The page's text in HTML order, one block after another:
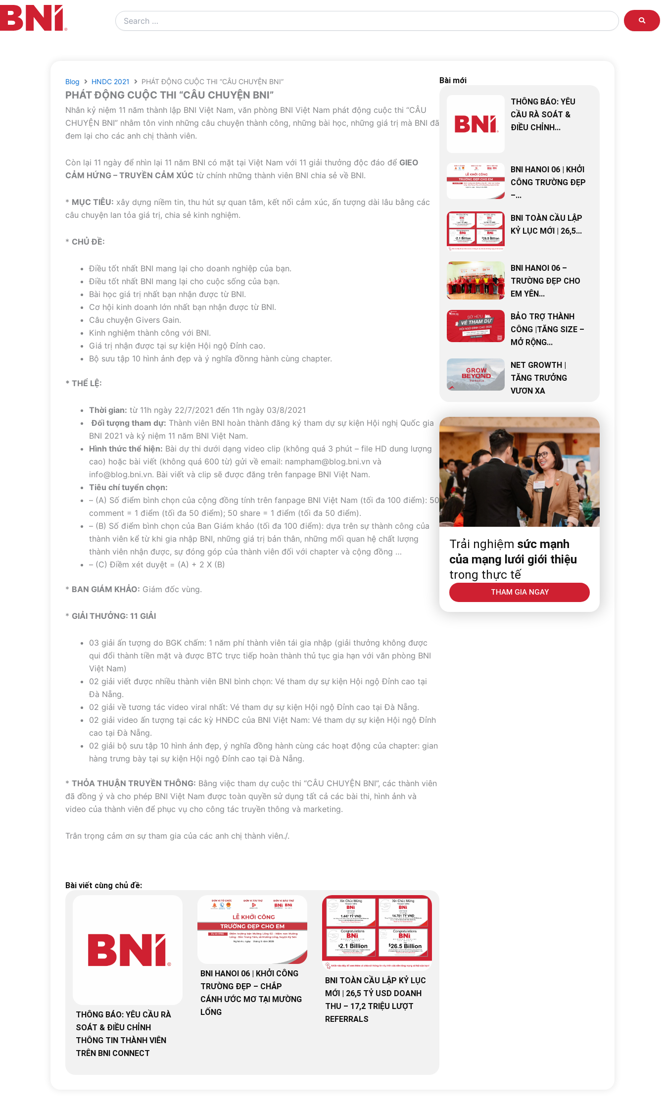
Search
…
Blog HNDC 2021 PHÁT ĐỘNG CUỘC THI “CÂU CHUYỆN BNI”
PHÁT ĐỘNG CUỘC THI “CÂU CHUYỆN BNI”
Nhân kỷ niệm 11 năm thành lập BNI Việt Nam, văn phòng BNI Việt Nam phát động cuộc thi “CÂU
CHUYỆN BNI” nhằm tôn vinh những câu chuyện thành công, những bài học, những giá trị mà BNI đã
đem lại cho các anh chị thành viên.
Còn lại 11 ngày để nhìn lại 11 năm BNI có mặt tại Việt Nam với 11 giải thưởng độc đáo để GIEO
CẢM HỨNG – TRUYỀN CẢM XÚC từ chính những thành viên BNI chia sẻ về BNI.
* MỤC TIÊU: xây dựng niềm tin, thu hút sự quan tâm, kết nối cảm xúc, ấn tượng dài lâu bằng các
câu chuyện lan tỏa giá trị, chia sẻ kinh nghiệm.
* CHỦ ĐỀ:
Điều tốt nhất BNI mang lại cho doanh nghiệp của bạn.
Điều tốt nhất BNI mang lại cho cuộc sống của bạn.
Bài học giá trị nhất bạn nhận được từ BNI.
Cơ hội kinh doanh lớn nhất bạn nhận được từ BNI.
Câu chuyện Givers Gain.
Kinh nghiệm thành công với BNI.
Giá trị nhận được tại sự kiện Hội ngộ Đỉnh cao.
Bộ sưu tập 10 hình ảnh đẹp và ý nghĩa đồnng hành cùng chapter.
* THỂ LỆ:
Thời gian: từ 11h ngày 22/7/2021 đến 11h ngày 03/8/2021
Đối tượng tham dự: Thành viên BNI hoàn thành đăng ký tham dự sự kiện Hội nghị Quốc gia
BNI 2021 và kỷ niệm 11 năm BNI Việt Nam.
Hình thức thể hiện: Bài dự thi dưới dạng video clip (không quá 3 phút – file HD dung lượng
cao) hoặc bài viết (không quá 600 từ) gửi về email: nampham@blog.bni.vn và
info@blog.bni.vn. Bài viết và clip sẽ được đăng trên fanpage BNI Việt Nam.
Tiêu chí tuyển chọn:
– (A) Số điểm bình chọn của cộng đồng tính trên fanpage BNI Việt Nam (tối đa 100 điểm): 50
comment = 1 điểm (tối đa 50 điểm); 50 share = 1 điểm (tối đa 50 điểm).
– (B) Số điểm bình chọn của Ban Giám khảo (tối đa 100 điểm): dựa trên sự thành công của
thành viên kể từ khi gia nhập BNI, những giá trị bản thân, những mối quan hệ chất lượng
thành viên nhận được, sự đóng góp của thành viên đối với chapter và cộng đồng …
– (C) Điềm xét duyệt = (A) + 2 X (B)
* BAN GIÁM KHẢO: Giám đốc vùng.
* GIẢI THƯỞNG: 11 GIẢI
03 giải ấn tượng do BGK chấm: 1 năm phí thành viên tái gia nhập (giải thưởng không được
qui đổi thành tiền mặt và được BTC trực tiếp hoàn thành thủ tục gia hạn với văn phòng BNI
Việt Nam)
02 giải viết được nhiều thành viên BNI bình chọn: Vé tham dự sự kiện Hội ngộ Đỉnh cao tại
Đà Nẵng.
02 giải về tương tác video viral nhất: Vé tham dự sự kiện Hội ngộ Đỉnh cao tại Đà Nẵng.
02 giải video ấn tượng tại các kỳ HNĐC của BNI Việt Nam: Vé tham dự sự kiện Hội ngộ Đỉnh
cao tại Đà Nẵng.
02 giải bộ sưu tập 10 hình ảnh đẹp, ý nghĩa đồng hành cùng các hoạt động của chapter: gian
hàng trưng bày tại sự kiện Hội ngộ Đỉnh cao tại Đà Nẵng.
* THỎA THUẬN TRUYỀN THÔNG: Bằng việc tham dự cuộc thi “CÂU CHUYỆN BNI”, các thành viên
đã đồng ý và cho phép BNI Việt Nam được toàn quyền sử dụng tất cả các bài thi, hình ảnh và
video của thành viên để phục vụ cho công tác truyền thông và marketing.
Trân trọng cảm ơn sự tham gia của các anh chị thành viên./.
Bài viết cùng chủ đề:
THÔNG BÁO: YÊU CẦU RÀ
SOÁT & ĐIỀU CHỈNH
THÔNG TIN THÀNH VIÊN
TRÊN BNI CONNECT
BNI HANOI 06 | KHỞI CÔNG
TRƯỜNG ĐẸP – CHẮP
CÁNH ƯỚC MƠ TẠI MƯỜNG
LỐNG
BNI TOÀN CẦU LẬP KỶ LỤC
MỚI | 26,5 TỶ USD DOANH
THU – 17,2 TRIỆU LƯỢT
REFERRALS
Bài mới
THÔNG BÁO: YÊU
CẦU RÀ SOÁT &
ĐIỀU CHỈNH...
BNI HANOI 06 | KHỞI
CÔNG TRƯỜNG ĐẸP
–...
BNI TOÀN CẦU LẬP
KỶ LỤC MỚI | 26,5...
BNI HANOI 06 –
TRƯỜNG ĐẸP CHO
EM YÊN...
BẢO TRỢ THÀNH
CÔNG |TĂNG SIZE –
MỞ RỘNG...
NET GROWTH |
TĂNG TRƯỞNG
VƯƠN XA
Trải nghiệm sức mạnh
của mạng lưới giới thiệu
trong thực tế
THAM GIA NGAY